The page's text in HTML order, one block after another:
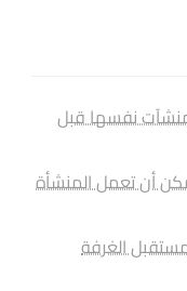
نفسها قبل
أن تعمل المنشأة
الغرفة